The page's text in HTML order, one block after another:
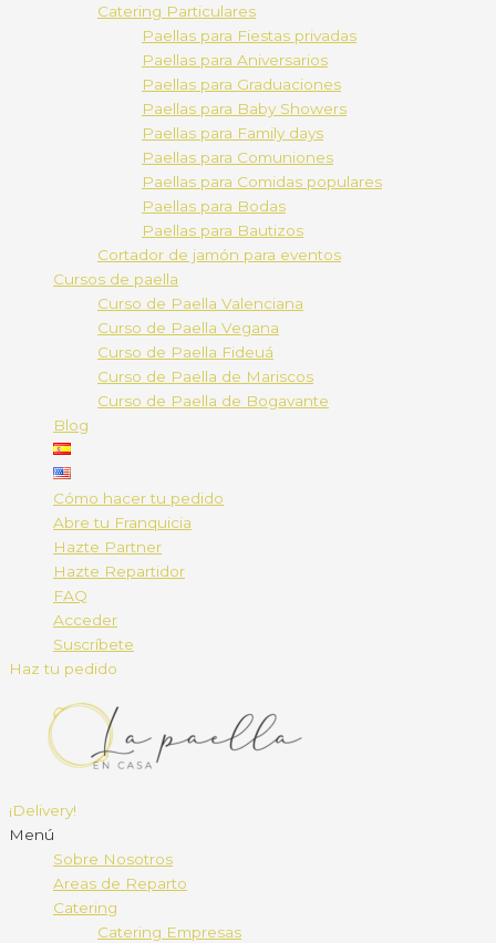
Catering Particulares
Paellas para Fiestas privadas
Paellas para Aniversarios
Paellas para Graduaciones
Paellas para Baby Showers
Paellas para Family days
Paellas para Comuniones
Paellas para Comidas populares
Paellas para Bodas
Paellas para Bautizos
Cortador de jamón para eventos
Cursos de paella
Curso de Paella Valenciana
Curso de Paella Vegana
Curso de Paella Fideuá
Curso de Paella de Mariscos
Curso de Paella de Bogavante
Blog
Cómo hacer tu pedido
Abre tu Franquicia
Hazte Partner
Hazte Repartidor
FAQ
Acceder
Suscríbete
Haz tu pedido
¡Delivery!
Menú
Sobre Nosotros
Areas de Reparto
Catering
Catering Empresas